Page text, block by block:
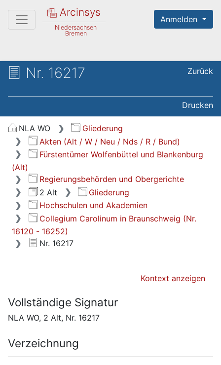
Arcinsys
Niedersachsen
Bremen
Anmelden
Nr. 16217 Zurück
Drucken
NLA WO
Gliederung
Akten (Alt / W / Neu / Nds / R / Bund)
Fürstentümer Wolfenbüttel und Blankenburg
(Alt)
Regierungsbehörden und Obergerichte
2 Alt
Gliederung
Hochschulen und Akademien
Collegium Carolinum in Braunschweig (Nr.
16120 - 16252)
Nr. 16217
Kontext anzeigen
Vollständige Signatur
NLA WO, 2 Alt, Nr. 16217
Verzeichnung